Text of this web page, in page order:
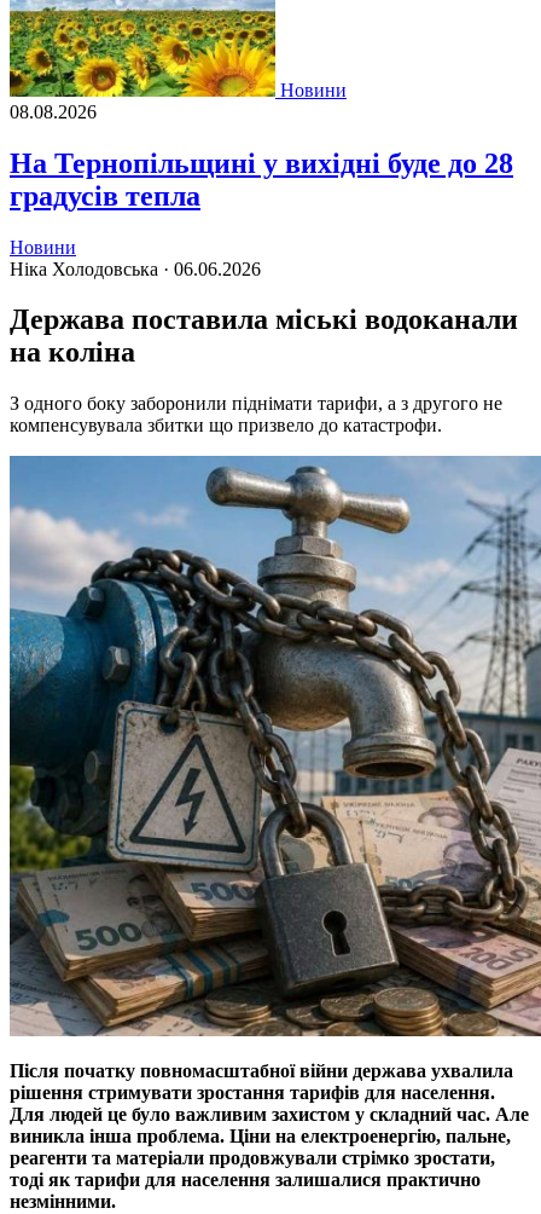
Новини
08.08.2026
На Тернопільщині у вихідні буде до 28
градусів тепла
Новини
Ніка Холодовська · 06.06.2026
Держава поставила міські водоканали
на коліна
З одного боку заборонили піднімати тарифи, а з другого не
компенсувувала збитки що призвело до катастрофи.
Після початку повномасштабної війни держава ухвалила
рішення стримувати зростання тарифів для населення.
Для людей це було важливим захистом у складний час. Але
виникла інша проблема. Ціни на електроенергію, пальне,
реагенти та матеріали продовжували стрімко зростати,
тоді як тарифи для населення залишалися практично
незмінними.